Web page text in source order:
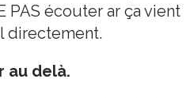
PAS écouter ar ça vient
directement.
au delà.